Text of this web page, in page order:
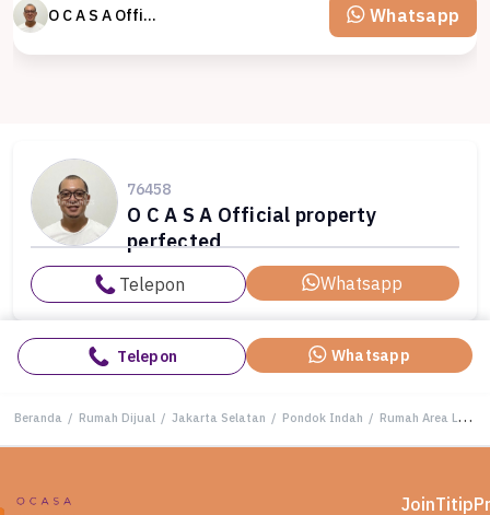
O C A S A Official property perfected Whatsapp
76458
O C A S A Official property
perfected
Telepon Whatsapp
Telepon Whatsapp
Beranda / Rumah Dijual / Jakarta Selatan / Pondok Indah / Rumah Area Luxury Pondok Indah, Jakarta Selatan - Harga Menarik 37,5 Miliar
JoinTitip